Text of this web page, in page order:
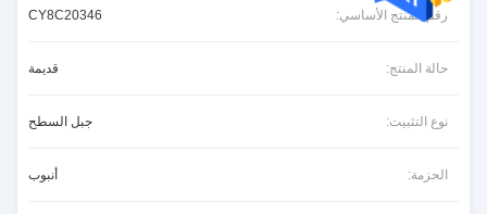
رقم المنتج الأساسي: CY8C20346
حالة المنتج: قديمة
نوع التثبيت: جبل السطح
الحزمة: أنبوب